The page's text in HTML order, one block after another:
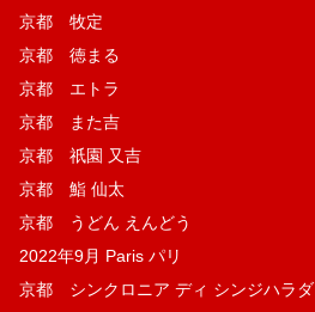
京都 牧定
京都 徳まる
京都 エトラ
京都 また吉
京都 祇園 又吉
京都 鮨 仙太
京都 うどん えんどう
2022年9月 Paris パリ
京都 シンクロニア ディ シンジハラダ